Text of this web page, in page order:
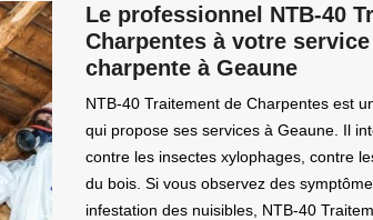
Le professionnel NTB-40
Charpentes à votre
charpente à Geaune
NTB-40 Traitement de Charpentes est
qui propose ses services à Geaune. Il
contre les insectes xylophages, contre
du bois. Si vous observez des
infestation des nuisibles, NTB-40